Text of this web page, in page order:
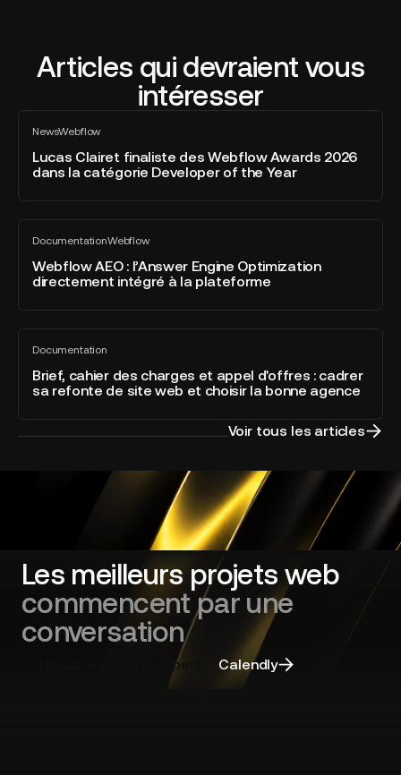
Articles qui devraient vous
intéresser
NewsWebflow
Tout
voir
Lucas Clairet finaliste des Webflow Awards 2026
dans la catégorie Developer of the Year
Lucas
Clairet
finaliste
des
dans
catégorie
Developer
of
the
DocumentationWebflow
Tout
voir
Webflow AEO : l’Answer Engine Optimization
directement intégré à la plateforme
Webflow
AEO
l’Answer
intégré
plateforme
Documentation
Tout
voir
Brief, cahier des charges et appel d'offres : cadrer
sa refonte de site web et choisir la bonne agence
Brief,
cahier
des
charges
site
web
et
choisir
la
Voir tous les articles
Les meilleurs projets web
commencent par une
conversation
Discuter avec un expert Calendly